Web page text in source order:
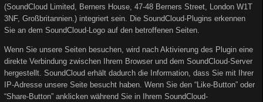
(SoundCloud Limited, Berners House, 47-48 Berners Street, London W1T
3NF, Großbritannien.) integriert sein. Die SoundCloud-Plugins erkennen
Sie an dem SoundCloud-Logo auf den betroffenen Seiten.
Wenn Sie unsere Seiten besuchen, wird nach Aktivierung des Plugin eine
direkte Verbindung zwischen Ihrem Browser und dem SoundCloud-Server
hergestellt. SoundCloud erhält dadurch die Information, dass Sie mit Ihrer
IP-Adresse unsere Seite besucht haben. Wenn Sie den “Like-Button” oder
“Share-Button” anklicken während Sie in Ihrem SoundCloud-